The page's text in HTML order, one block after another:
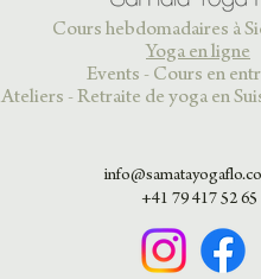
Cours hebdomadaires à
Yoga en ligne
Events - Cours en
Ateliers - Retraite de yoga en
+41 79 417 52 65